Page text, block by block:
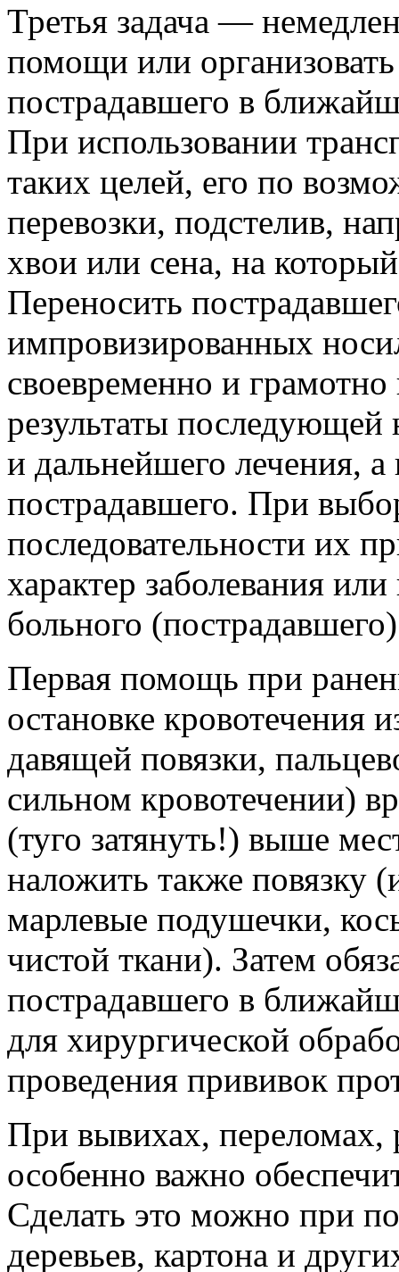
Третья задача —
помощи или
пострадавшего в
При использовании
таких целей, его по
перевозки, подстелив,
хвои или сена, на
Переносить
импровизированных
своевременно и
результаты
и дальнейшего лечения,
пострадавшего. При
последовательности их
характер заболевания
больного
Первая помощь при
остановке
давящей повязки,
сильном кровотечении)
(туго затянуть!) выше
наложить также повязку
марлевые подушечки,
чистой ткани). Затем
пострадавшего в
для хирургической
проведения прививок
При вывихах, переломах,
особенно важно
Сделать это можно при
деревьев, картона и